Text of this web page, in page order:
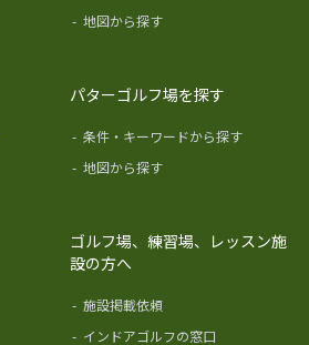
- 地図から探す
パターゴルフ場を探す
- 条件・キーワードから探す
- 地図から探す
ゴルフ場、練習場、レッスン施
設の方へ
- 施設掲載依頼
- インドアゴルフの窓口